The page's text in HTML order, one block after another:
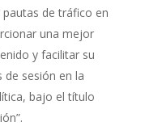
de tráfico en
una mejor
y facilitar su
de sesión en la
bajo el título